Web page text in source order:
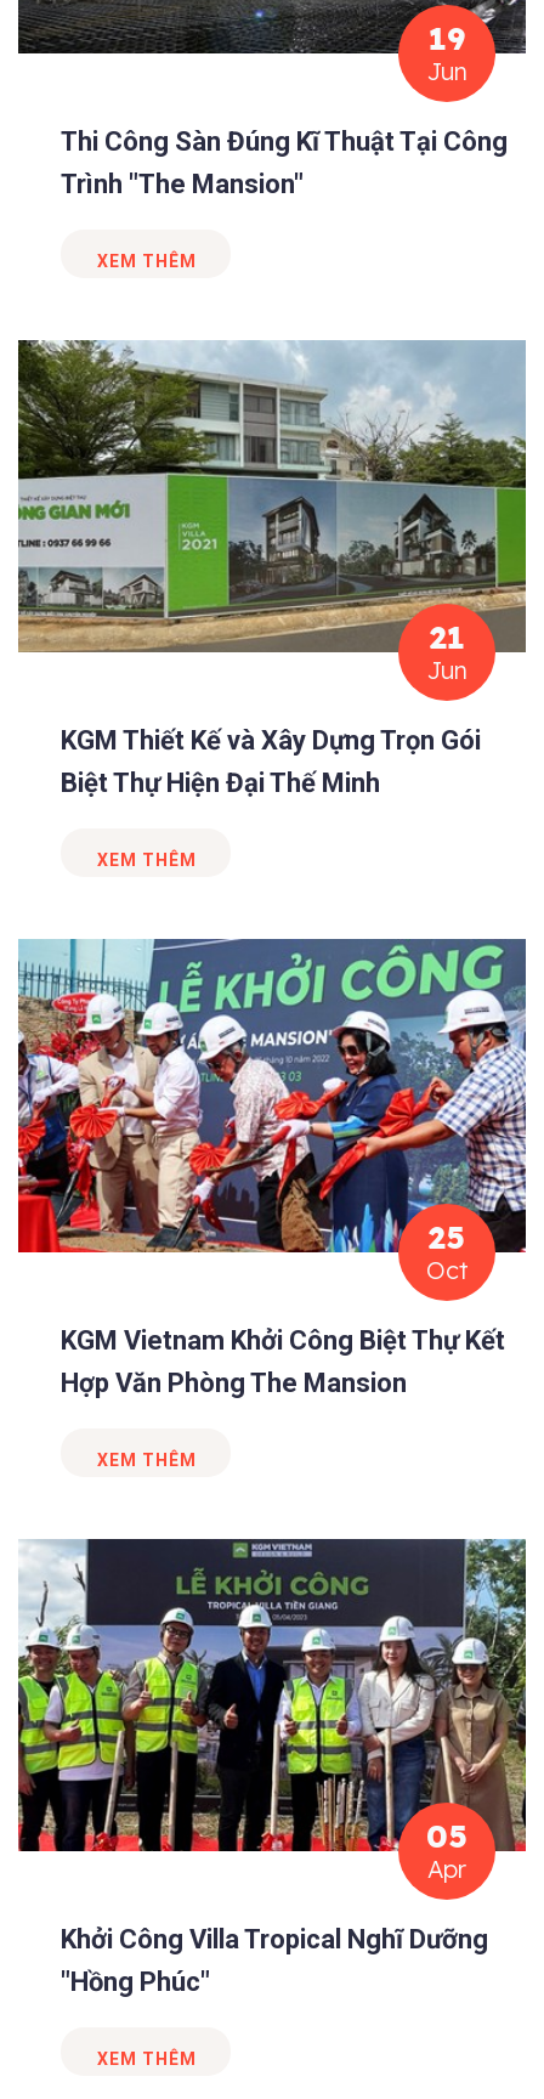
19
Jun
Thi Công Sàn Đúng Kĩ Thuật Tại Công
Trình "The Mansion"
XEM THÊM
21
Jun
KGM Thiết Kế và Xây Dựng Trọn Gói
Biệt Thự Hiện Đại Thế Minh
XEM THÊM
25
Oct
KGM Vietnam Khởi Công Biệt Thự Kết
Hợp Văn Phòng The Mansion
XEM THÊM
05
Apr
Khởi Công Villa Tropical Nghĩ Dưỡng
"Hồng Phúc"
XEM THÊM